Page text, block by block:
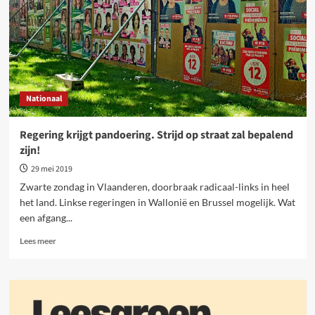
Nationaal
Regering krijgt pandoering. Strijd op straat zal bepalend
zijn!
29 mei 2019
Zwarte zondag in Vlaanderen, doorbraak radicaal-links in heel
het land. Linkse regeringen in Wallonië en Brussel mogelijk. Wat
een afgang...
Lees meerLees
Regering
pandoering.